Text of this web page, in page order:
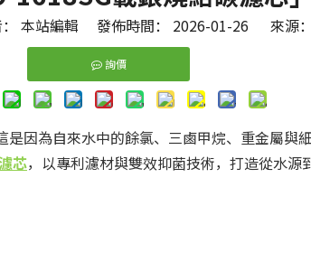
本站編輯 發佈時間： 2026-01-26 來源：
詢價
因為自來水中的餘氯、三鹵甲烷、重金屬與
芯，以專利濾材與雙效抑菌技術，打造從水源